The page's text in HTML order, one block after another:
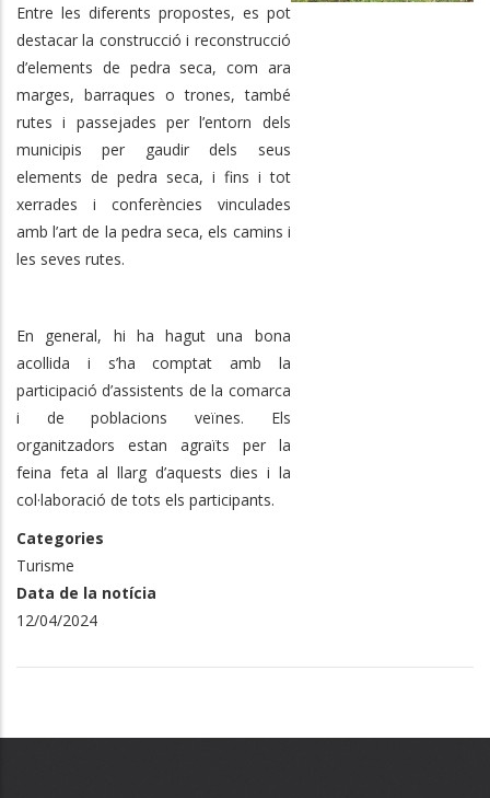
Entre les diferents propostes, es pot
destacar la construcció i reconstrucció
d’elements de pedra seca, com ara
marges, barraques o trones, també
rutes i passejades per l’entorn dels
municipis per gaudir dels seus
elements de pedra seca, i fins i tot
xerrades i conferències vinculades
amb l’art de la pedra seca, els camins i
les seves rutes.
En general, hi ha hagut una bona
acollida i s’ha comptat amb la
participació d’assistents de la comarca
i de poblacions veïnes. Els
organitzadors estan agraïts per la
feina feta al llarg d’aquests dies i la
col·laboració de tots els participants.
Categories
Turisme
Data de la notícia
12/04/2024